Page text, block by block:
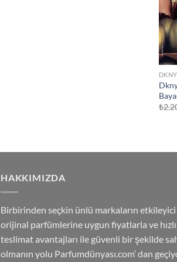
DKNY
₺
HAKKIMIZDA
Birbirinden seçkin ünlü markaların etkileyici
orijinal parfümlerine uygun fiyatlarla ve hızlı
teslimat avantajları ile güvenli bir şekilde
olmanın yolu Parfumdünyası.com’ dan